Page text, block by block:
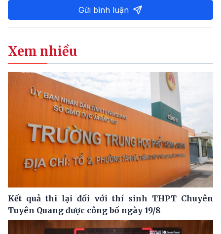
Gửi bình luận
Xem nhiều
Kết quả thi lại đối với thí sinh THPT Chuyên
Tuyên Quang được công bố ngày 19/8